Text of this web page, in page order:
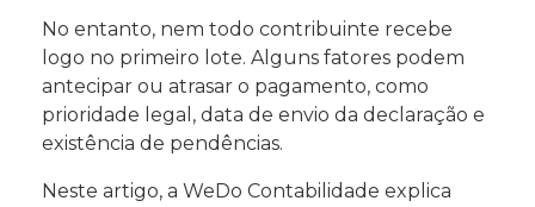
No entanto, nem todo contribuinte recebe
logo no primeiro lote. Alguns fatores podem
antecipar ou atrasar o pagamento, como
prioridade legal, data de envio da declaração e
existência de pendências.
Neste artigo, a WeDo Contabilidade explica